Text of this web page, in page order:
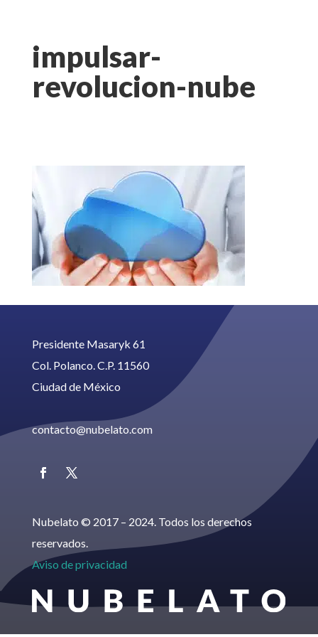
impulsar-
revolucion-nube
Presidente Masaryk 61
Col. Polanco. C.P. 11560
Ciudad de México
contacto@nubelato.com
Nubelato © 2017 – 2024. Todos los derechos
reservados.
Aviso de privacidad